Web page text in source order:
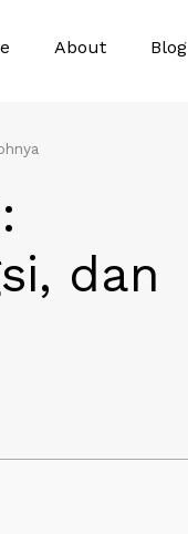
About Blog
dan